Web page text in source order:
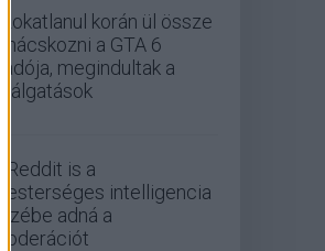
Szokatlanul korán ül össze
tanácskozni a GTA 6
kiadója, megindultak a
találgatások
A Reddit is a
mesterséges intelligencia
kezébe adná a
moderációt